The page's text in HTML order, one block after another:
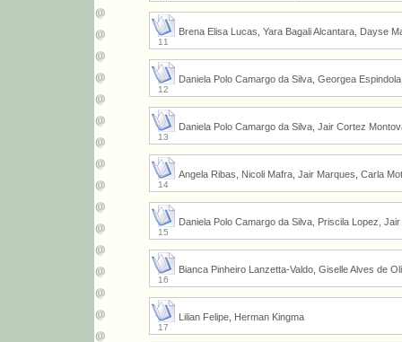
11
Brena Elisa Lucas, Yara Bagali Alcantara, Dayse
12
Daniela Polo Camargo da Silva, Georgea
13
Daniela Polo Camargo da Silva, Jair Cortez
14
Angela Ribas, Nicoli Mafra, Jair Marques, Carla
15
Daniela Polo Camargo da Silva, Priscila Lopez,
16
Bianca Pinheiro Lanzetta-Valdo, Giselle Alves de
17
Lilian Felipe, Herman Kingma